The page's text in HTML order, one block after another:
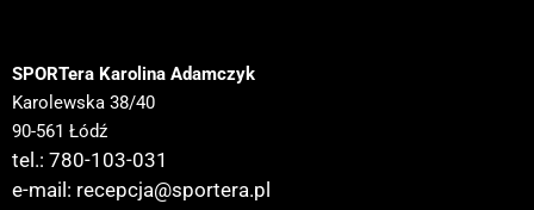
SPORTera Karolina Adamczyk
Karolewska 38/40
90-561 Łódź
tel.: 780-103-031
e-mail: recepcja@sportera.pl